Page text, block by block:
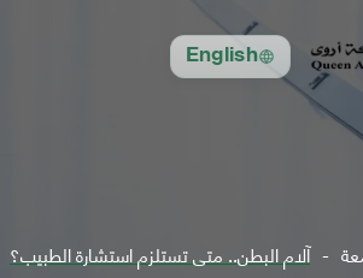
English
آلام البطن.. متى تستلزم استشارة الطبيب؟